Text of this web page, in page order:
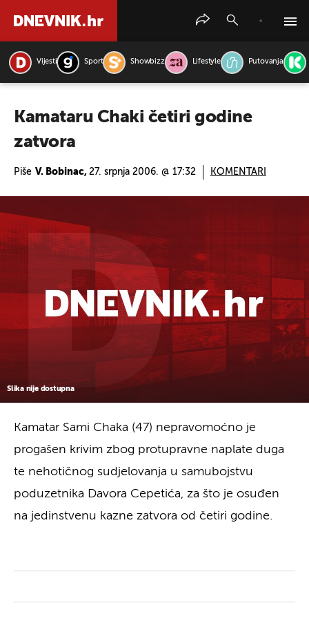
Vijesti Sport Showbizz Lifestyle Putovanja
Kamataru Chaki četiri godine
zatvora
Piše V. Bobinac, 27. srpnja 2006. @ 17:32 KOMENTARI
Slika nije dostupna
Kamatar Sami Chaka (47) nepravomoćno je
progašen krivim zbog protupravne naplate duga
te nehotičnog sudjelovanja u samubojstvu
poduzetnika Davora Cepetića, za što je osuđen
na jedinstvenu kazne zatvora od četiri godine.
PRETRAŽITE VIJESTI